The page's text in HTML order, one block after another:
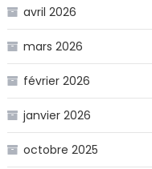
avril 2026
mars 2026
février 2026
janvier 2026
octobre 2025